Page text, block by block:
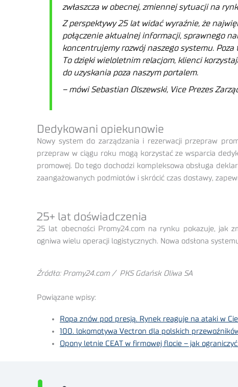
zwłaszcza w obecnej, zmiennej sytuacji na
Z perspektywy 25 lat widać wyraźnie, że
połączenie aktualnej informacji, sprawnego
koncentrujemy rozwój naszego systemu. Poza
To dzięki wieloletnim relacjom, klienci
do uzyskania poza naszym portalem.
– mówi Sebastian Olszewski, Vice Prezes
Dedykowani opiekunowie
Nowy system do zarządzania i rezerwacji przepraw
przepraw w ciągu roku mogą korzystać ze wsparcia
promowej. Do tego dochodzi kompleksowa obsługa
zaangażowanych podmiotów i skrócić czas dostawy,
25+ lat doświadczenia
25 lat obecności Promy24.com na rynku pokazuje, jak
ogniwa wielu operacji logistycznych. Nowa odsłona
Źródło: Promy24.com / PKS Gdańsk Oliwa SA
Powiązane wpisy:
Ropa znów pod presją. Rynek reaguje na ataki w
100. lokomotywa Vectron dla polskich
Opony letnie CEAT w firmowej flocie – jak